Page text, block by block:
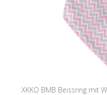
XKKO BMB Beissring mit